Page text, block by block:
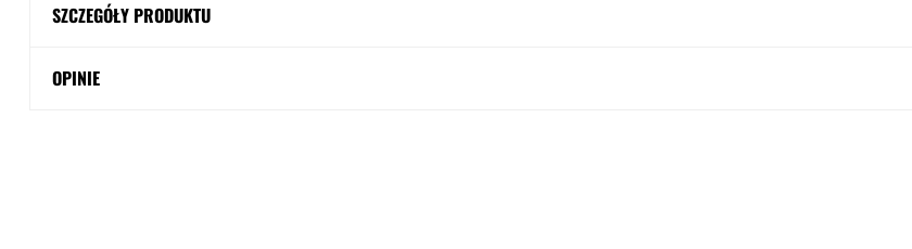
SZCZEGÓŁY PRODUKTU
OPINIE